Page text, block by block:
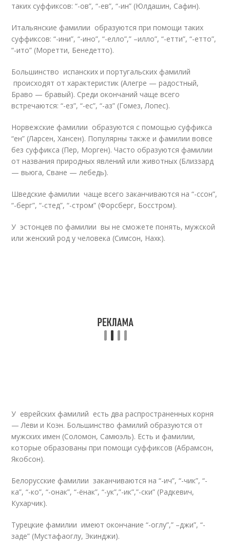
таких суффиксов: “-ов”, “-ев”, “-ин” (Юлдашин, Сафин).
Итальянские фамилии образуются при помощи таких
суффиксов: “-ини”, “-ино”, “-елло”,” –илло”, “-етти”, “-етто”,
“-ито” (Моретти, Бенедетто).
Большинство испанских и португальских фамилий
происходят от характеристик (Алегре — радостный,
Браво — бравый). Среди окончаний чаще всего
встречаются: “-ез”, “-ес”, “-аз” (Гомез, Лопес).
Норвежские фамилии образуются с помощью суффикса
“ен” (Ларсен, Хансен). Популярны также и фамилии вовсе
без суффикса (Пер, Морген). Часто образуются фамилии
от названия природных явлений или животных (Близзард
— вьюга, Сване — лебедь).
Шведские фамилии чаще всего заканчиваются на “-ссон”,
“-берг”, “-стед”, “-стром” (Форсберг, Босстром).
У эстонцев по фамилии вы не сможете понять, мужской
или женский род у человека (Симсон, Нахк).
У еврейских фамилий есть два распространенных корня
— Леви и Коэн. Большинство фамилий образуются от
мужских имен (Соломон, Самюэль). Есть и фамилии,
которые образованы при помощи суффиксов (Абрамсон,
Якобсон).
Белорусские фамилии заканчиваются на “-ич”, “-чик”, “-
ка”, “-ко”, “-онак”, “-ёнак”, “-ук”,”-ик”,”-ски” (Радкевич,
Кухарчик).
Турецкие фамилии имеют окончание “-оглу”,” –джи”, “-
заде” (Мустафаоглу, Экинджи).